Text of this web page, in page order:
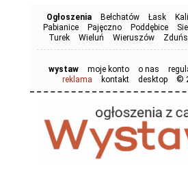
Ogłoszenia Bełchatów Łask
Pabianice
Pajęczno Poddębice
Turek
Wieluń Wieruszów
wystaw moje konto o nas
reklama
kontakt desktop ©